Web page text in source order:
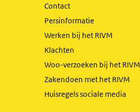
Contact
Persinformatie
Werken bij het RIVM
Klachten
Woo-verzoeken bij het RIVM
Zakendoen met het RIVM
Huisregels sociale media